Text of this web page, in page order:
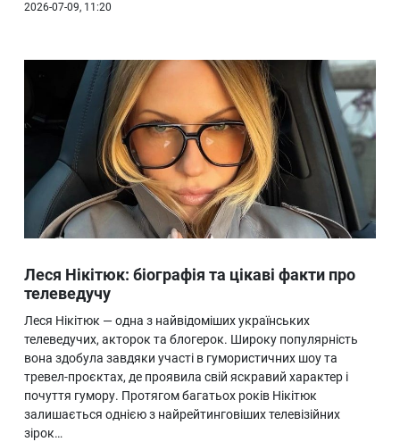
2026-07-09, 11:20
Леся Нікітюк: біографія та цікаві факти про
телеведучу
Леся Нікітюк — одна з найвідоміших українських
телеведучих, акторок та блогерок. Широку популярність
вона здобула завдяки участі в гумористичних шоу та
тревел-проєктах, де проявила свій яскравий характер і
почуття гумору. Протягом багатьох років Нікітюк
залишається однією з найрейтинговіших телевізійних
зірок…